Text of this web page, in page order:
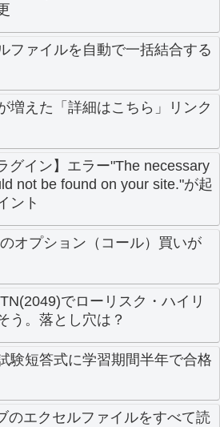
ファイルを自動で一括結合する
増えた「詳細はこちら」リンク
グイン】エラー"The necessary
not be found on your site."が起
ント
オプション（コール）買いが
でローリスク・ハイリ
う。落とし穴は？
験短答式に学習期間半年で合格
のエクセルファイルをすべて読